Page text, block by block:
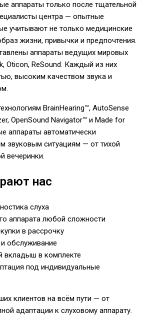
аппараты только после тщательной
центра — опытные
учитывают не только медицинские
жизни, привычки и предпочтения.
аппараты ведущих мировых
Oticon, ReSound. Каждый из них
высоким качеством звука и
BrainHearing™, AutoSense
OpenSound Navigator™ и Made for
аппараты автоматически
звуковым ситуациям — от тихой
вечеринки.
нас
слуха
аппарата любой сложности
в рассрочку
обслуживание
вкладыш в комплекте
под индивидуальные
клиентов на всём пути — от
адаптации к слуховому аппарату.